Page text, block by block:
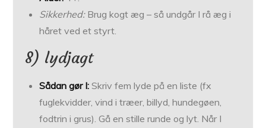
Sikkerhed:Brug kogt æg – så undgår I rå æg i
håret ved et styrt.
8) lydjagt
Sådan gør I: Skriv fem lyde på en liste (fx
fuglekvidder, vind i træer, billyd, hundegøen,
fodtrin i grus). Gå en stille runde og lyt. Når I